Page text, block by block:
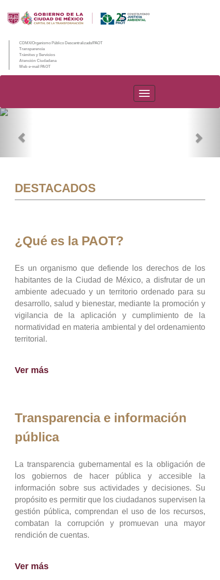
CDMX/Organismo Público Descentralizado/PAOT
Transparencia
Trámites y Servicios
Atención Ciudadana
Web e-mail PAOT
PAOT
DESTACADOS
¿Qué es la PAOT?
Es un organismo que defiende los derechos de los
habitantes de la Ciudad de México, a disfrutar de un
ambiente adecuado y un territorio ordenado para su
desarrollo, salud y bienestar, mediante la promoción y
vigilancia de la aplicación y cumplimiento de la
normatividad en materia ambiental y del ordenamiento
territorial.
Ver más
Transparencia e información
pública
La transparencia gubernamental es la obligación de
los gobiernos de hacer pública y accesible la
información sobre sus actividades y decisiones. Su
propósito es permitir que los ciudadanos supervisen la
gestión pública, comprendan el uso de los recursos,
combatan la corrupción y promuevan una mayor
rendición de cuentas.
Ver más